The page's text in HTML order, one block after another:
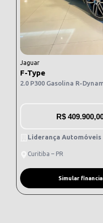
Jaguar
F-Type
2.0 P300 Gasolina R-
R$
Liderança Automóveis
Curitiba – PR
Simular